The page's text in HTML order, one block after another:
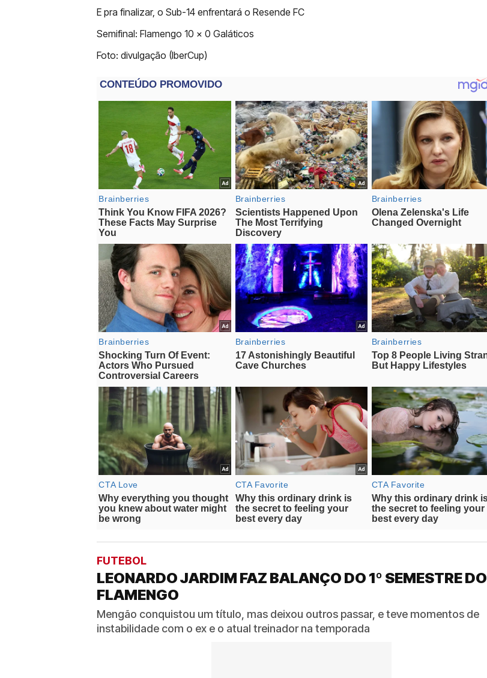
E pra finalizar, o Sub-14 enfrentará o Resende FC
Semifinal: Flamengo 10 x 0 Galáticos
Foto: divulgação (IberCup)
FUTEBOL
LEONARDO JARDIM FAZ BALANÇO DO 1º SEMESTRE DO
FLAMENGO
Mengão conquistou um título, mas deixou outros passar, e teve momentos de
instabilidade com o ex e o atual treinador na temporada